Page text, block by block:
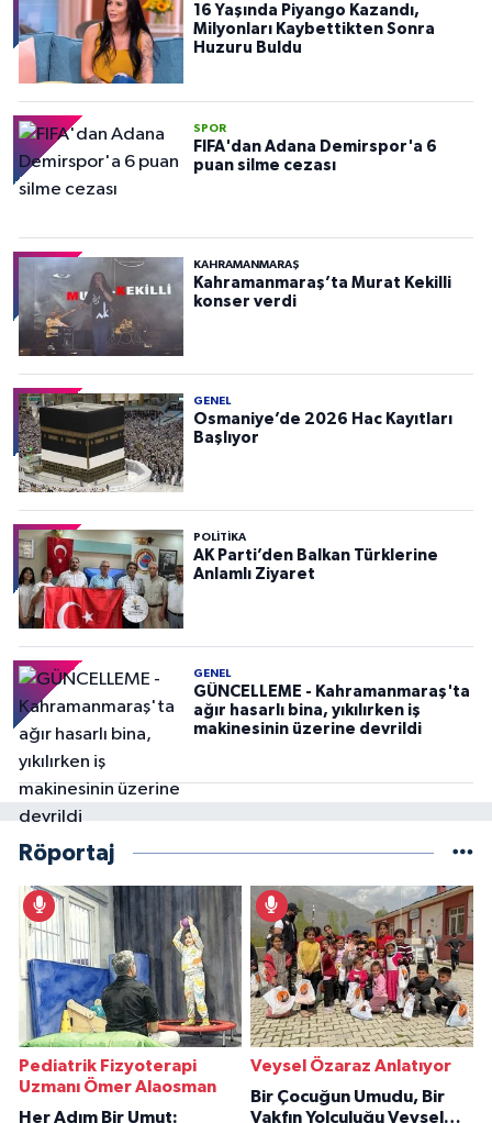
16 Yaşında Piyango Kazandı,
Milyonları Kaybettikten Sonra
Huzuru Buldu
SPOR
FIFA'dan Adana Demirspor'a 6
puan silme cezası
KAHRAMANMARAŞ
Kahramanmaraş’ta Murat Kekilli
konser verdi
GENEL
Osmaniye’de 2026 Hac Kayıtları
Başlıyor
POLITIKA
AK Parti’den Balkan Türklerine
Anlamlı Ziyaret
GENEL
GÜNCELLEME - Kahramanmaraş'ta
ağır hasarlı bina, yıkılırken iş
makinesinin üzerine devrildi
Röportaj
Pediatrik Fizyoterapi
Uzmanı Ömer Alaosman
Her Adım Bir Umut:
Veysel Özaraz Anlatıyor
Bir Çocuğun Umudu, Bir
Vakfın Yolculuğu Veysel